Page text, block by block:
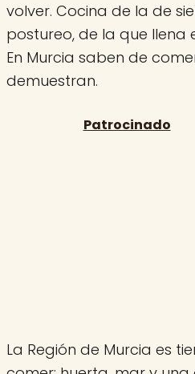
volver. Cocina de la de
postureo, de la que llena
En Murcia saben de
demuestran.
La Región de Murcia es